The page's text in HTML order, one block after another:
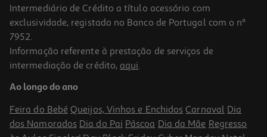
-13%
Caderno Agrafado Pautado A4 Auchan 80 Folhas Cores Sortidas
3.49 €/un
3,49 €
Promoção
Intermediário de Crédito a título acessório com
exclusividade, registado no Banco de Portugal com o nº
7952.
Informação referente à prestação de serviços de
intermediação de crédito, aqui.
Ao longo do ano
Feira do Bebé Queijos, Vinhos e Enchidos Carnaval Dia
dos Namorados Dia do Pai Páscoa Dia da Mãe Regresso